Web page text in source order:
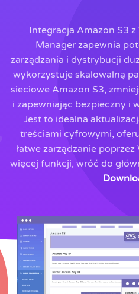
Integracja Amazon S3
Manager zapewnia
zarządzania i dystrybucji
wykorzystuje skalowalną
sieciowe Amazon S3,
i zapewniając bezpieczny i
Jest to idealna
treściami cyfrowymi,
łatwe zarządzanie
więcej funkcji, wróć do